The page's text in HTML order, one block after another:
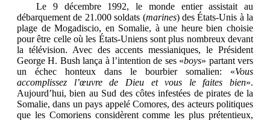
Le 9 décembre 1992, le monde entier assistait au
débarquement de 21.000 soldats (marines) des États-Unis à la
plage de Mogadiscio, en Somalie, à une heure bien choisie
pour être celle où les États-Uniens sont plus nombreux devant
la télévision. Avec des accents messianiques, le Président
George H. Bush lança à l’intention de ses «boys» partant vers
un échec honteux dans le bourbier somalien: «Vous
accomplissez l’œuvre de Dieu et vous le faites bien».
Aujourd’hui, bien au Sud des côtes infestées de pirates de la
Somalie, dans un pays appelé Comores, des acteurs politiques
que les Comoriens considèrent comme les plus prétentieux,